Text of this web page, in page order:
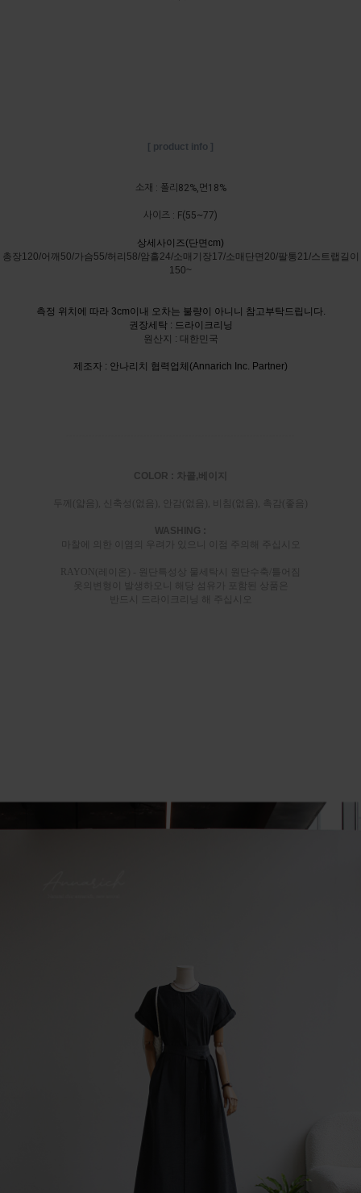
[ product info ]
소재 : 폴리82%,면18%
사이즈 : F(55~77)
상세사이즈(단면cm)
총장120/어깨50/가슴55/허리58/암홀24/소매기장17/소매단면20/팔통21/스트랩길이
150~
측정 위치에 따라 3cm이내 오차는 불량이 아니니 참고부탁드립니다.
권장세탁 : 드라이크리닝
원산지 : 대한민국
제조자 : 안나리치 협력업체(Annarich Inc. Partner)
COLOR : 차콜,베이지
두께(얇음), 신축성(없음), 안감(없음), 비침(없음), 촉감(좋음)
WASHING :
마찰에 의한 이염의 우려가 있으니 이점 주의해 주십시오
RAYON(레이온) - 원단특성상 물세탁시 원단수축/틀어짐
옷의변형이 발생하오니 해당 섬유가 포함된 상품은
반드시 드라이크리닝 해 주십시오